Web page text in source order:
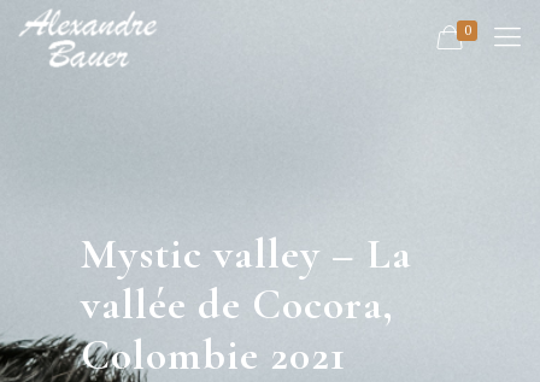
0
Mystic valley – La
vallée de Cocora,
Colombie 2021